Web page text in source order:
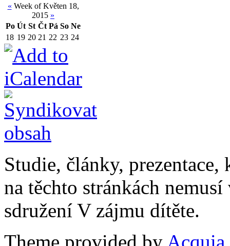
« Week of Květen 18,
2015 »
Po Út St Čt Pá So Ne
18 19 20 21 22 23 24
Studie, články,
na těchto stránkách
sdružení V zájmu dítěte.